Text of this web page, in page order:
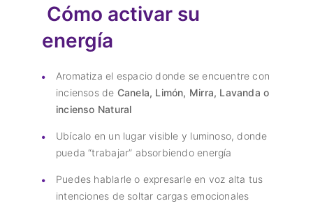
Cómo activar su
energía
Aromatiza el espacio donde se encuentre con
inciensos de Canela, Limón, Mirra, Lavanda o
incienso Natural
Ubícalo en un lugar visible y luminoso, donde
pueda “trabajar” absorbiendo energía
Puedes hablarle o expresarle en voz alta tus
intenciones de soltar cargas emocionales